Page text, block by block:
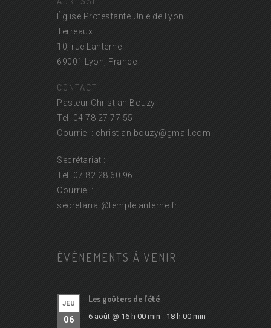
Église Protestante Unie de Lyon
Terreaux
10, rue Lanterne
69001 Lyon, France
CONTACT
Pasteur Christian Bouzy :
Tel. 04 78 27 77 55
Courriel : christian.bouzy@gmail.com
Secrétariat :
Tel. 07 82 28 60 96
Courriel :
secretariat@templelanterne.fr
ÉVÉNEMENTS À VENIR
JEU
06
Les goûters de l’été
6 août @ 16 h 00 min - 18 h 00 min